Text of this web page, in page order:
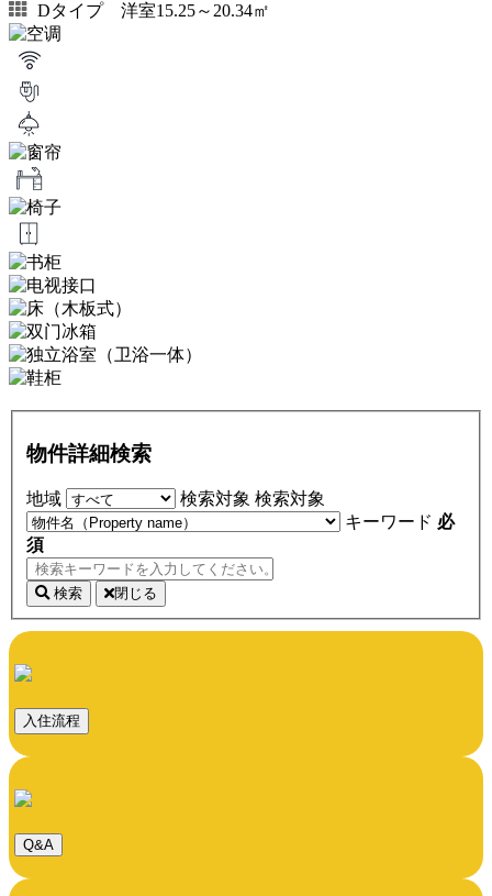
Dタイプ 洋室15.25～20.34㎡
物件詳細検索
地域 検索対象 検索対象
キーワード 必
須
検索 閉じる
入住流程
Q&A